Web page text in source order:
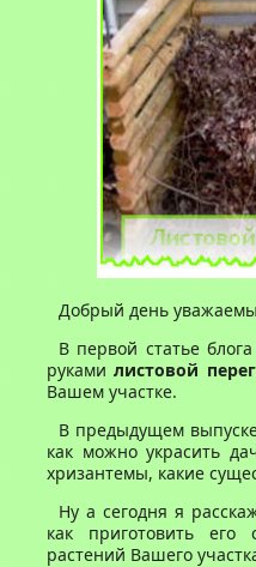
Добрый день
В первой статье
рукамилистовой
Вашем участке.
В предыдущем
как можно украсить
хризантемы, какие
Ну а сегодня я
как приготовить
растений Вашего